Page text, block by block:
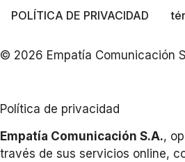
POLÍTICA DE PRIVACIDAD
© 2026 Empatía Comunicación
Política de privacidad
Empatía Comunicación S.A.,
través de sus servicios online,